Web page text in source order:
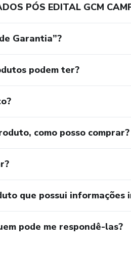
PÓS EDITAL GCM
Garantia”?
podem ter?
como posso comprar?
que possui informações
pode me respondê-las?